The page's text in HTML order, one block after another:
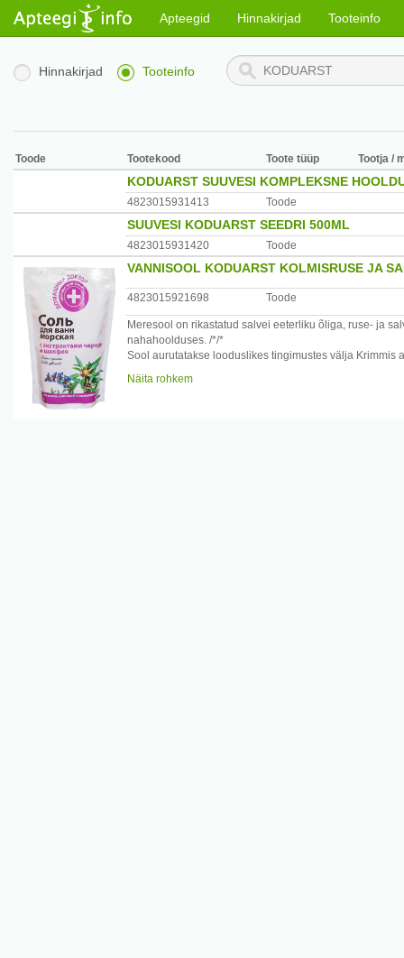
Apteegid Hinnakirjad Tooteinfo
Hinnakirjad Tooteinfo
Toode Tootekood Toote tüüp Tootja /
KODUARST SUUVESI KOMPLEKSNE
4823015931413 Toode
SUUVESI KODUARST SEEDRI 500ML
4823015931420 Toode
VANNISOOL KODUARST KOLMISRUSE JA
4823015921698 Toode
Meresool on rikastatud salvei eeterliku õliga, ruse- ja
nahahoolduses. /*/*
Sool aurutatakse looduslikes tingimustes välja Krimmis
Näita rohkem